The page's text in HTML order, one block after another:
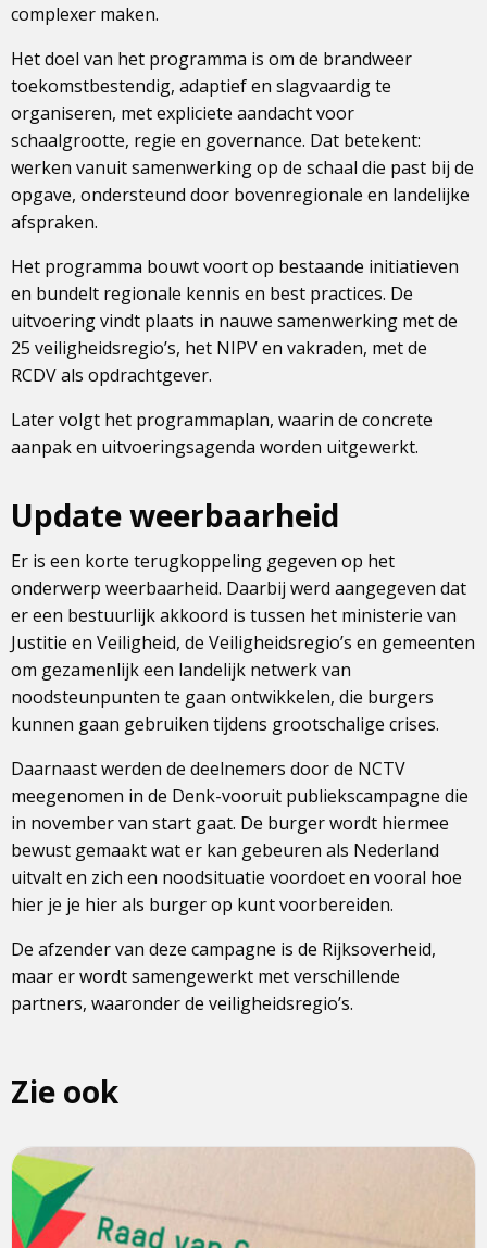
complexer maken.
Het doel van het programma is om de brandweer
toekomstbestendig, adaptief en slagvaardig te
organiseren, met expliciete aandacht voor
schaalgrootte, regie en governance. Dat betekent:
werken vanuit samenwerking op de schaal die past bij de
opgave, ondersteund door bovenregionale en landelijke
afspraken.
Het programma bouwt voort op bestaande initiatieven
en bundelt regionale kennis en best practices. De
uitvoering vindt plaats in nauwe samenwerking met de
25 veiligheidsregio’s, het NIPV en vakraden, met de
RCDV als opdrachtgever.
Later volgt het programmaplan, waarin de concrete
aanpak en uitvoeringsagenda worden uitgewerkt.
Update weerbaarheid
Er is een korte terugkoppeling gegeven op het
onderwerp weerbaarheid. Daarbij werd aangegeven dat
er een bestuurlijk akkoord is tussen het ministerie van
Justitie en Veiligheid, de Veiligheidsregio’s en gemeenten
om gezamenlijk een landelijk netwerk van
noodsteunpunten te gaan ontwikkelen, die burgers
kunnen gaan gebruiken tijdens grootschalige crises.
Daarnaast werden de deelnemers door de NCTV
meegenomen in de Denk-vooruit publiekscampagne die
in november van start gaat. De burger wordt hiermee
bewust gemaakt wat er kan gebeuren als Nederland
uitvalt en zich een noodsituatie voordoet en vooral hoe
hier je je hier als burger op kunt voorbereiden.
De afzender van deze campagne is de Rijksoverheid,
maar er wordt samengewerkt met verschillende
partners, waaronder de veiligheidsregio’s.
Zie ook
Lees
meer
over
RCDV